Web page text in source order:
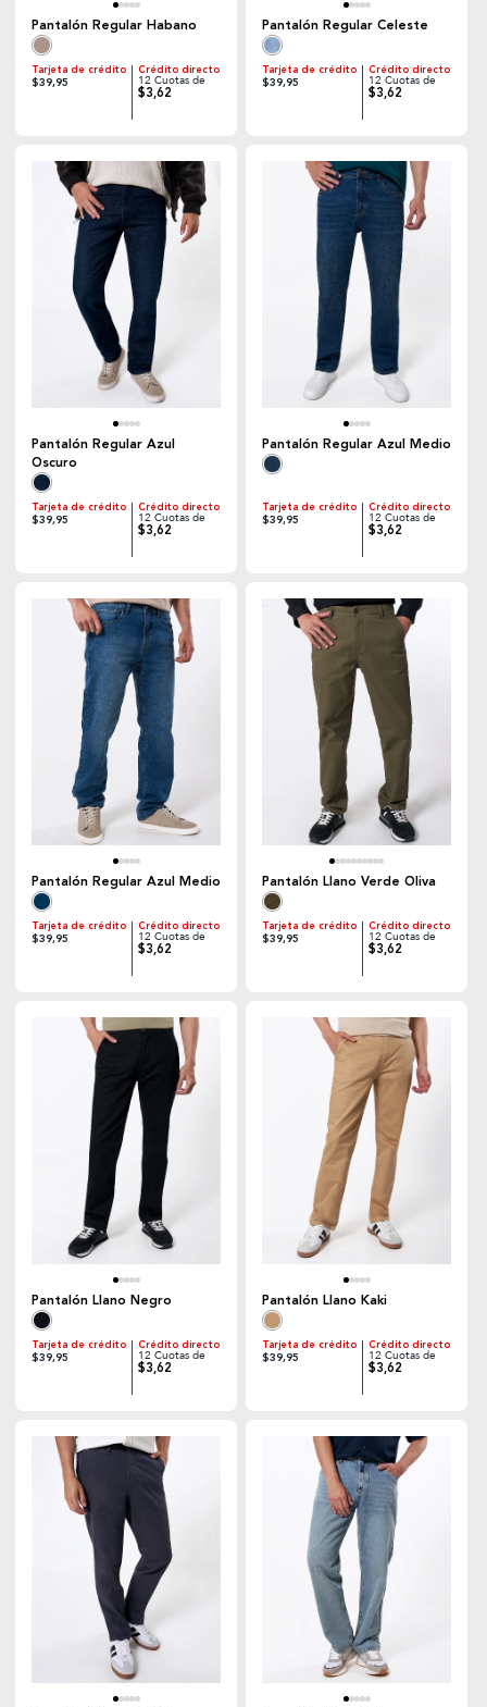
Pantalón Regular Habano
Tarjeta de crédito
$39,95
Crédito directo
12 Cuotas de
$3,62
Pantalón Regular Celeste
Tarjeta de crédito
$39,95
Crédito directo
12 Cuotas de
$3,62
Pantalón Regular Azul
Oscuro
Tarjeta de crédito
$39,95
Crédito directo
12 Cuotas de
$3,62
Pantalón Regular Azul Medio
Tarjeta de crédito
$39,95
Crédito directo
12 Cuotas de
$3,62
Pantalón Regular Azul Medio
Tarjeta de crédito
$39,95
Crédito directo
12 Cuotas de
$3,62
Pantalón Llano Verde Oliva
Tarjeta de crédito
$39,95
Crédito directo
12 Cuotas de
$3,62
Pantalón Llano Negro
Tarjeta de crédito
$39,95
Crédito directo
12 Cuotas de
$3,62
Pantalón Llano Kaki
Tarjeta de crédito
$39,95
Crédito directo
12 Cuotas de
$3,62